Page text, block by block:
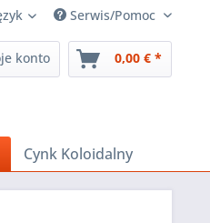
Serwis/Pomoc
konto 0,00 € *
Cynk Koloidalny